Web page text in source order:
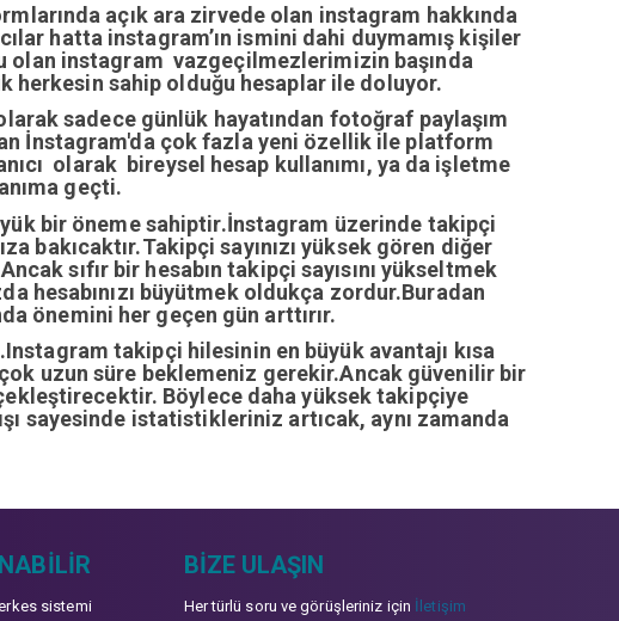
açık ara zirvede olan instagram hakkında
hatta instagram’ın ismini dahi duymamış kişiler
olan instagram vazgeçilmezlerimizin başında
sahip olduğu hesaplar ile doluyor.
sadece günlük hayatından fotoğraf paylaşım
İnstagram'da çok fazla yeni özellik ile platform
olarak bireysel hesap kullanımı, ya da işletme
geçti.
bir öneme sahiptir.İnstagram üzerinde takipçi
bakıcaktır.Takipçi sayınızı yüksek gören diğer
sıfır bir hesabın takipçi sayısını yükseltmek
hesabınızı büyütmek oldukça zordur.Buradan
önemini her geçen gün arttırır.
takipçi hilesinin en büyük avantajı kısa
uzun süre beklemeniz gerekir.Ancak güvenilir bir
Böylece daha yüksek takipçiye
sayesinde istatistikleriniz artıcak, aynı zamanda
sistemi
BIZE ULAŞIN
Her türlü soru ve görüşleriniz için İletişim